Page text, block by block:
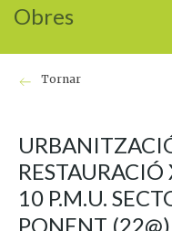
Obres
Tornar
10 P.M.U.
PONENT (22@)